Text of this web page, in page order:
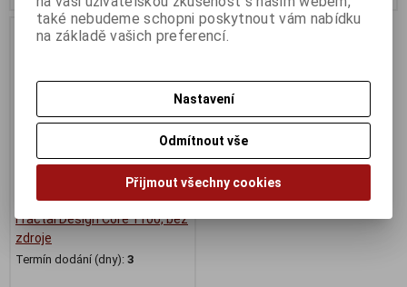
Fractal Design Core 1100, bez
zdroje
Termín dodání (dny): 3
také nebudeme schopni poskytnout vám nabídku
na základě vašich preferencí.
Nastavení
Odmítnout vše
Přijmout všechny cookies